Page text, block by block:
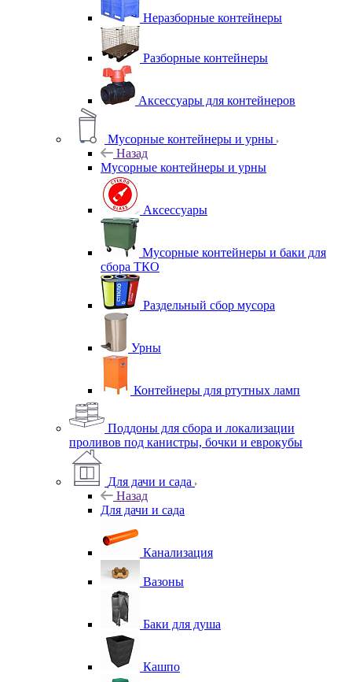
Неразборные контейнеры
Разборные контейнеры
Аксессуары для контейнеров
Мусорные контейнеры и урны
Назад
Мусорные контейнеры и урны
Аксессуары
Мусорные контейнеры и баки для
сбора ТКО
Раздельный сбор мусора
Урны
Контейнеры для ртутных ламп
Поддоны для сбора и локализации
проливов под канистры, бочки и еврокубы
Для дачи и сада
Назад
Для дачи и сада
Канализация
Вазоны
Баки для душа
Кашпо